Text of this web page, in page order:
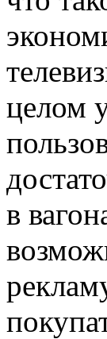
целом
в